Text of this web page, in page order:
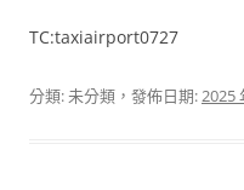
TC:taxiairport0727
分類: 未分類，發佈日期:2025